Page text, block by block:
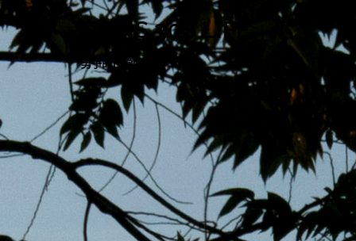
跳
至
主
內
MENS 30S LIFE
男子的日常生活